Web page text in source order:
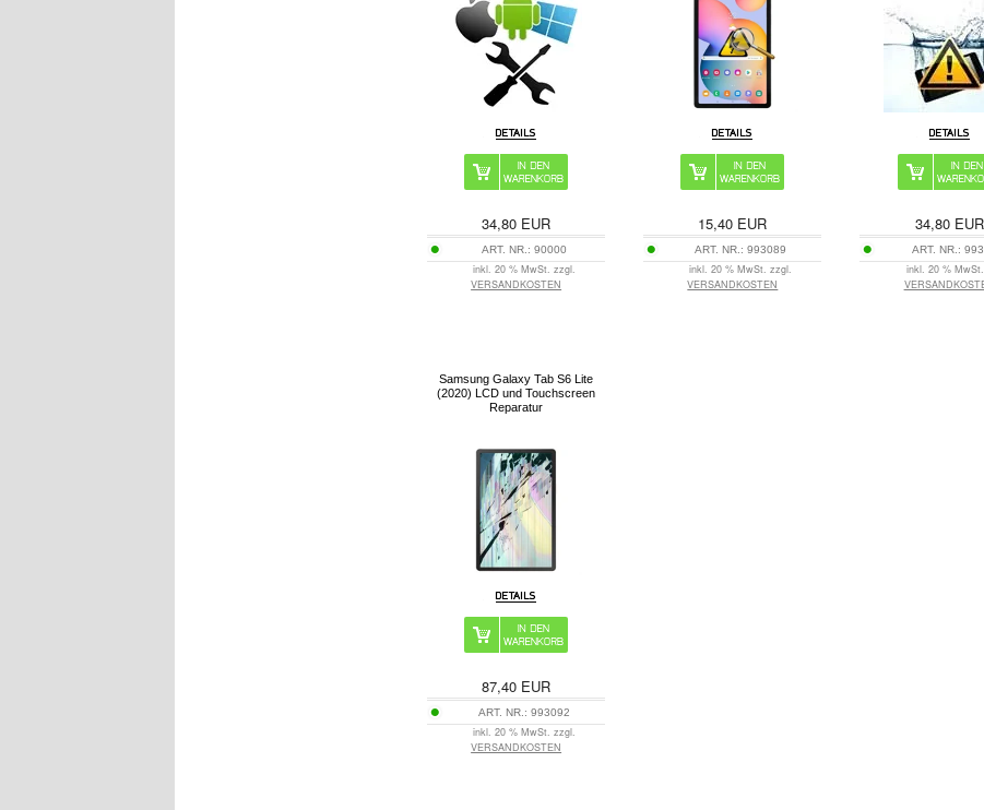
34,80 EUR
ART. NR.:90000
inkl. 20 % MwSt. zzgl.
VERSANDKOSTEN
15,40 EUR
ART. NR.:993089
inkl. 20 % MwSt. zzgl.
VERSANDKOSTEN
34,80EUR
ART. NR.:
inkl. 20 %
Samsung Galaxy Tab S6 Lite
(2020) LCD und Touchscreen
Reparatur
87,40 EUR
ART. NR.:993092
inkl. 20 % MwSt. zzgl.
VERSANDKOSTEN